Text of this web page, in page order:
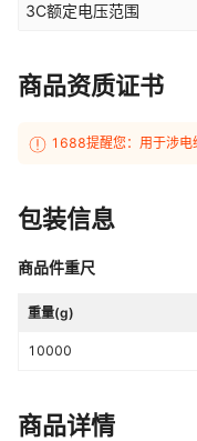
3C额定电压范围
商品资质证书
1688提醒您：用于涉电
包装信息
商品件重尺
重量(g)
10000
商品详情